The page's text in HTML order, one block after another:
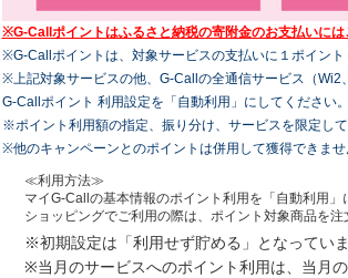
※G-Callポイントはふるさと納税の寄附金のお支払いには
※G-Callポイントは、対象サービスの支払いに１ポイント
※上記対象サービスの他、G-Callの全通信サービス（Wi2
G-Callポイント 利用設定を「自動利用」にしてください。
※ポイント利用額の指定、振り分け、サービスを限定して
※他のキャンペーンとのポイントは併用して獲得できま
≪利用方法≫
マイG-Callの基本情報のポイント利用を「自動利用」
ショッピングでご利用の際は、ポイント対象商品を
※初期設定は「利用せず貯める」となっていま
※当月のサービスへのポイント利用は、当月